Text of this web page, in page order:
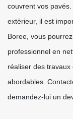
couvrent vos
extérieur, il est
Boree, vous
professionnel en
réaliser des
abordables.
demandez-lui un